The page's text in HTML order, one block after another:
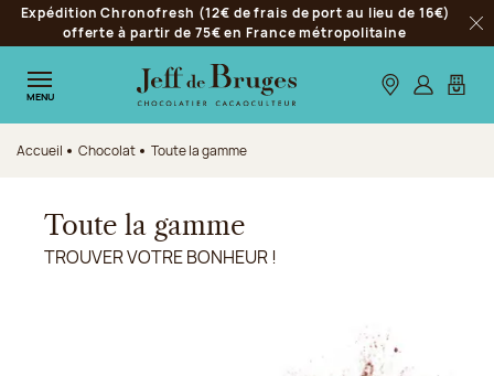
Aller à la navigation
Aller au contenu principal
Aller au pied de page
Expédition Chronofresh (12€ de frais de port au lieu de 16€)
offerte à partir de 75€ en France métropolitaine
MENU Nos boutiques
S’identifier
Mon
Accueil Chocolat Toute la gamme
Toute la gamme
TROUVER VOTRE BONHEUR !